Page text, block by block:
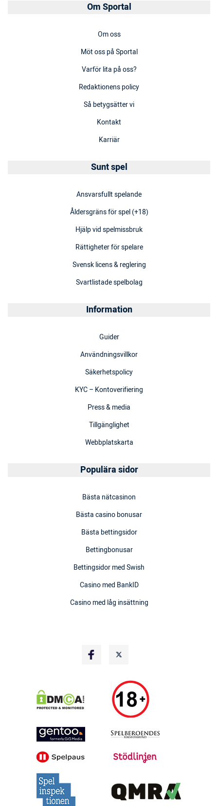
Om Sportal
Om oss
Möt oss på Sportal
Varför lita på oss?
Redaktionens policy
Så betygsätter vi
Kontakt
Karriär
Sunt spel
Ansvarsfullt spelande
Åldersgräns för spel (+18)
Hjälp vid spelmissbruk
Rättigheter för spelare
Svensk licens & reglering
Svartlistade spelbolag
Information
Guider
Användningsvillkor
Säkerhetspolicy
KYC – Kontoverifiering
Press & media
Tillgänglighet
Webbplatskarta
Populära sidor
Bästa nätcasinon
Bästa casino bonusar
Bästa bettingsidor
Bettingbonusar
Bettingsidor med Swish
Casino med BankID
Casino med låg insättning